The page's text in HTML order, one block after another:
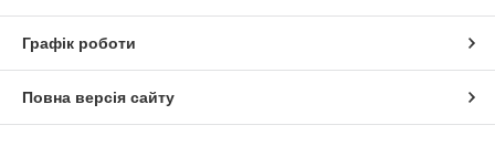
Графік роботи
Повна версія сайту